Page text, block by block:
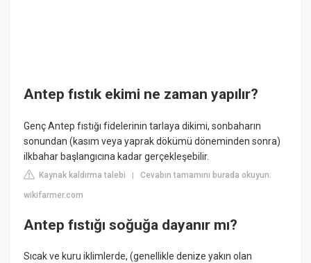
Antep fıstık ekimi ne zaman yapılır?
Genç Antep fıstığı fidelerinin tarlaya dikimi, sonbaharın
sonundan (kasım veya yaprak dökümü döneminden sonra)
ilkbahar başlangıcına kadar gerçekleşebilir.
Kaynak kaldırma talebi |Cevabın tamamını burada okuyun:
wikifarmer.com
Antep fıstığı soğuğa dayanır mı?
Sıcak ve kuru iklimlerde, (genellikle denize yakın olan